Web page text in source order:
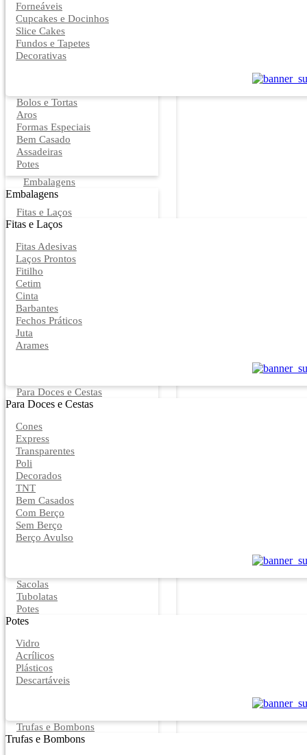
Forneáveis
Cupcakes e Docinhos
Slice Cakes
Fundos e Tapetes
Decorativas
Bolos e Tortas
Aros
Formas Especiais
Bem Casado
Assadeiras
Potes
Embalagens
Embalagens
Fitas e Laços
Fitas e Laços
Fitas Adesivas
Laços Prontos
Fitilho
Cetim
Cinta
Barbantes
Fechos Práticos
Juta
Arames
Para Doces e Cestas
Para Doces e Cestas
Cones
Express
Transparentes
Poli
Decorados
TNT
Bem Casados
Com Berço
Sem Berço
Berço Avulso
Sacolas
Tubolatas
Potes
Potes
Vidro
Acrílicos
Plásticos
Descartáveis
Trufas e Bombons
Trufas e Bombons